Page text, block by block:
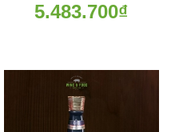
5.483.700₫